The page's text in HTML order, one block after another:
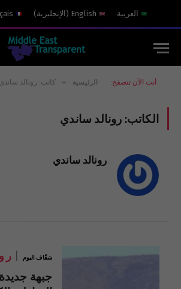
العربية English
( الإنجليزية)
أنت الآن تتصفح: الرئيسية » كاتب: رونالد ساندي
الكاتب: رونالد ساندي
رونالد ساندي
شفّاف اليوم
جبهة